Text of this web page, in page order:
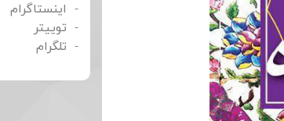
اینستاگرام
توییتر
تلگرام